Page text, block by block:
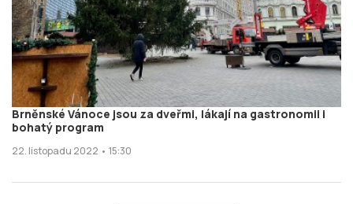
Brněnské Vánoce jsou za dveřmi, lákají na gastronomii i
bohatý program
22. listopadu 2022 • 15:30